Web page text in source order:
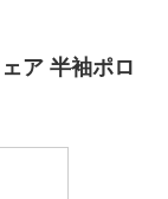
ア 半袖ポロ